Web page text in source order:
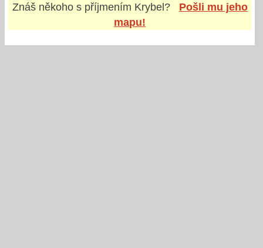
Znáš někoho s příjmením Krybel?
Pošli mu jeho
mapu!